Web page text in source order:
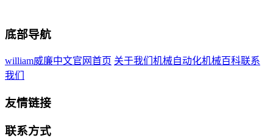
底部导航
william威廉中文官网首页 关于我们 机械自动化机械百科联系
我们
友情链接
联系方式